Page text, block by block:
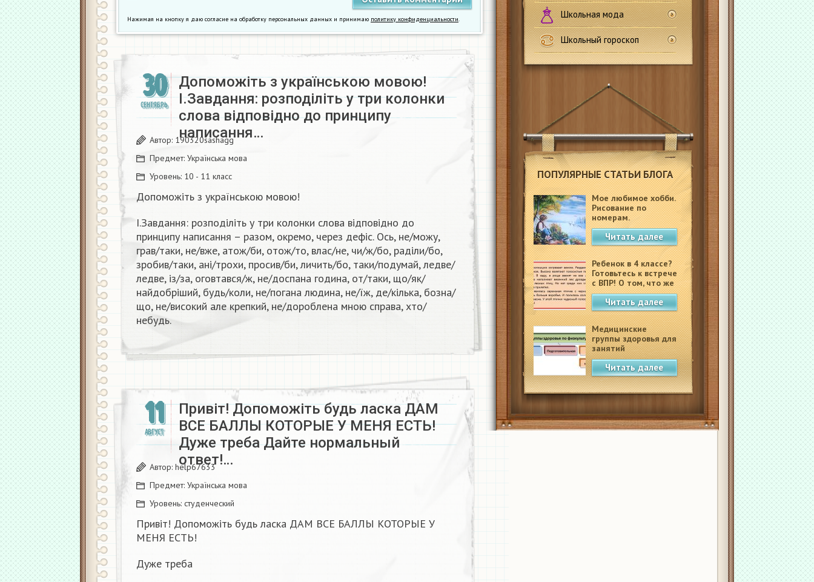
Школьная мода
Школьный гороскоп
ПОПУЛЯРНЫЕ СТАТЬИ БЛОГА
Мое любимое хобби.
Рисование по
номерам.
Читать далее
Ребенок в 4 классе?
Готовьтесь к встрече
с ВПР! О том, что же
это такое.
Читать далее
Медицинские
группы здоровья для
занятий
физкультурой в
школеЧитать далее
Нажимая на кнопку я даю согласие на обработку персональных данных и принимаю политику конфиденциальности.
30
СЕНТЯБРЬ
Допоможіть з українською мовою!
І.Завдання: розподіліть у три колонки
слова відповідно до принципу
написання…
Автор: 190320sashagg
Предмет: Українська мова
Уровень: 10 - 11 класс
Допоможіть з українською мовою!
І.Завдання: розподіліть у три колонки слова відповідно до
принципу написання – разом, окремо, через дефіс. Ось, не/можу,
грав/таки, не/вже, атож/би, отож/то, влас/не, чи/ж/бо, раділи/бо,
зробив/таки, ані/трохи, просив/би, личить/бо, таки/подумай, ледве/
ледве, із/за, оговтався/ж, не/доспана година, от/таки, що/як/
найдобріший, будь/коли, не/погана людина, не/їж, де/кілька, бозна/
що, не/високий але крепкий, не/дороблена мною справа, хто/
небудь.​
11
АВГУСТ
Привіт! Допоможіть будь ласка ДАМ
ВСЕ БАЛЛЫ КОТОРЫЕ У МЕНЯ ЕСТЬ!
Дуже треба Дайте нормальный
ответ!…
Автор: help67633
Предмет: Українська мова
Уровень: студенческий
Привіт! Допоможіть будь ласка ДАМ ВСЕ БАЛЛЫ КОТОРЫЕ У
МЕНЯ ЕСТЬ!
Дуже треба